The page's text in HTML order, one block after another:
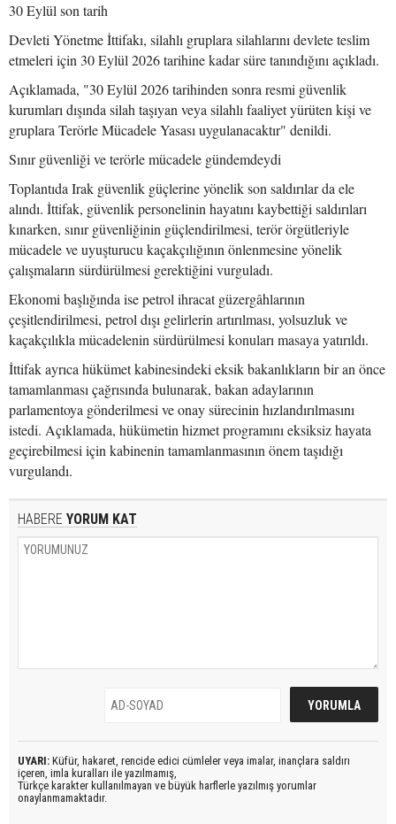
30 Eylül son tarih
Devleti Yönetme İttifakı, silahlı gruplara silahlarını devlete teslim
etmeleri için 30 Eylül 2026 tarihine kadar süre tanındığını açıkladı.
Açıklamada, "30 Eylül 2026 tarihinden sonra resmi güvenlik
kurumları dışında silah taşıyan veya silahlı faaliyet yürüten kişi ve
gruplara Terörle Mücadele Yasası uygulanacaktır" denildi.
Sınır güvenliği ve terörle mücadele gündemdeydi
Toplantıda Irak güvenlik güçlerine yönelik son saldırılar da ele
alındı. İttifak, güvenlik personelinin hayatını kaybettiği saldırıları
kınarken, sınır güvenliğinin güçlendirilmesi, terör örgütleriyle
mücadele ve uyuşturucu kaçakçılığının önlenmesine yönelik
çalışmaların sürdürülmesi gerektiğini vurguladı.
Ekonomi başlığında ise petrol ihracat güzergâhlarının
çeşitlendirilmesi, petrol dışı gelirlerin artırılması, yolsuzluk ve
kaçakçılıkla mücadelenin sürdürülmesi konuları masaya yatırıldı.
İttifak ayrıca hükümet kabinesindeki eksik bakanlıkların bir an önce
tamamlanması çağrısında bulunarak, bakan adaylarının
parlamentoya gönderilmesi ve onay sürecinin hızlandırılmasını
istedi. Açıklamada, hükümetin hizmet programını eksiksiz hayata
geçirebilmesi için kabinenin tamamlanmasının önem taşıdığı
vurgulandı.
HABERE YORUM KAT
UYARI: Küfür, hakaret, rencide edici cümleler veya imalar, inançlara saldırı
içeren, imla kuralları ile yazılmamış,
Türkçe karakter kullanılmayan ve büyük harflerle yazılmış yorumlar
onaylanmamaktadır.